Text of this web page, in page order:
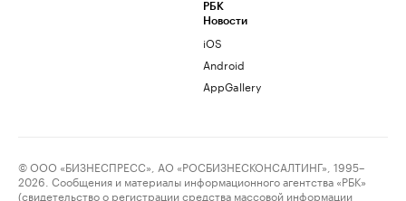
РБК
Новости
iOS
Android
AppGallery
© ООО «БИЗНЕСПРЕСС», АО «РОСБИЗНЕСКОНСАЛТИНГ», 1995–
2026. Сообщения и материалы информационного агентства «РБК»
(свидетельство о регистрации средства массовой информации